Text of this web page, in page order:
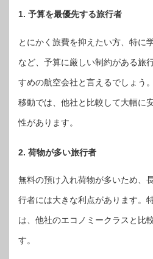
1. 予算を最優先する旅行者
とにかく旅費を抑えたい方、特に
など、予算に厳しい制約がある旅
すめの航空会社と言えるでしょう
移動では、他社と比較して大幅に
性があります。
2. 荷物が多い旅行者
無料の預け入れ荷物が多いため、
行者には大きな利点があります。
は、他社のエコノミークラスと比
す。